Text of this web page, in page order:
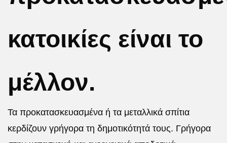
κατοικίες είναι το
μέλλον.
Τα προκατασκευασμένα ή τα μεταλλικά σπίτια
κερδίζουν γρήγορα τη δημοτικότητά τους. Γρήγορα